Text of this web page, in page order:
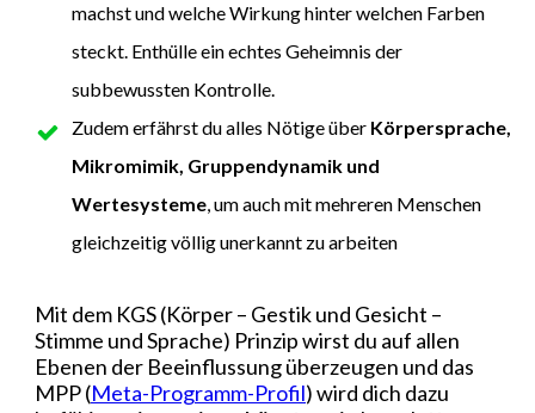
machst und welche Wirkung hinter welchen Farben
steckt. Enthülle ein echtes Geheimnis der
subbewussten Kontrolle.
Zudem erfährst du alles Nötige über Körpersprache,
Mikromimik, Gruppendynamik und
Wertesysteme, um auch mit mehreren Menschen
gleichzeitig völlig unerkannt zu arbeiten
Mit dem KGS (Körper – Gestik und Gesicht –
Stimme und Sprache) Prinzip wirst du auf allen
Ebenen der Beeinflussung überzeugen und das
MPP (Meta-Programm-Profil) wird dich dazu